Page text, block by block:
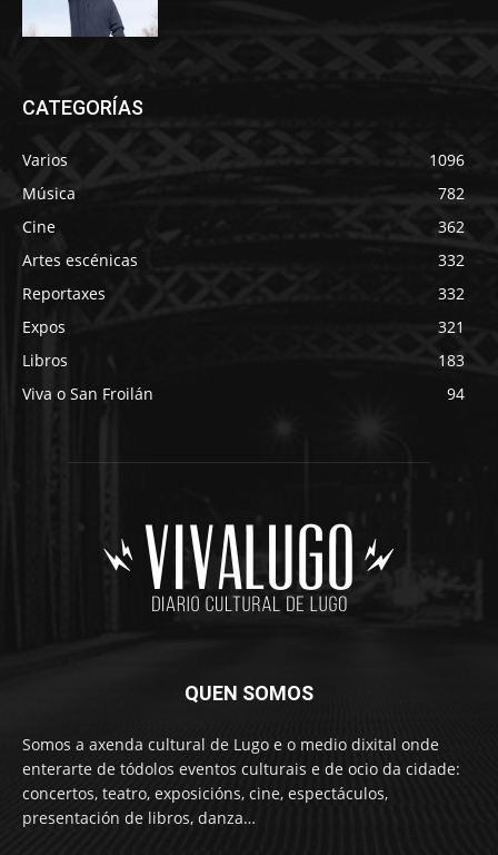
CATEGORÍAS
Varios
1096
Música
782
Cine
362
Artes escénicas
332
Reportaxes
332
Expos
321
Libros
183
Viva o San Froilán
94
QUEN SOMOS
Somos a axenda cultural de Lugo e o medio dixital onde
enterarte de tódolos eventos culturais e de ocio da cidade:
concertos, teatro, exposicións, cine, espectáculos,
presentación de libros, danza…